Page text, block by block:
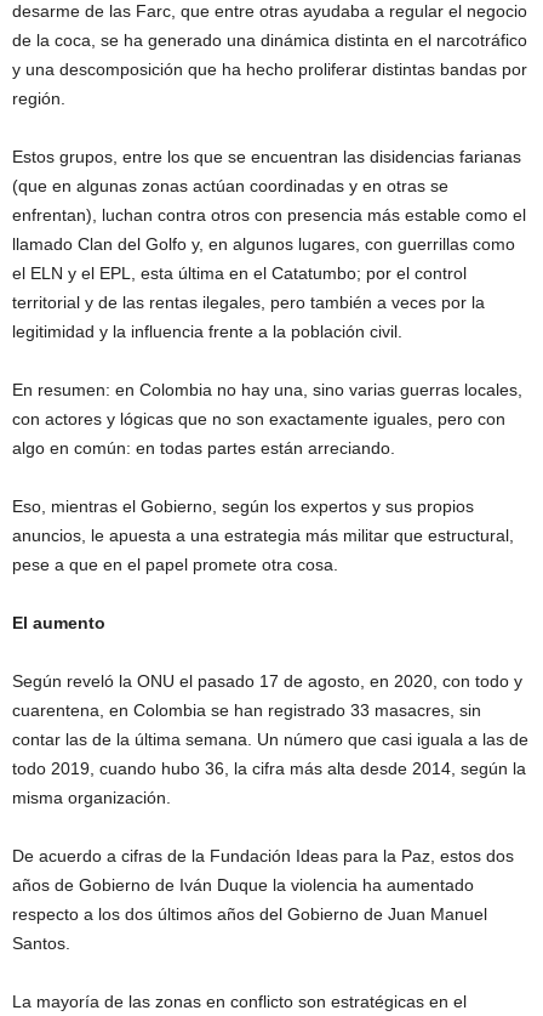
desarme de las Farc, que entre otras ayudaba a regular el negocio
de la coca, se ha generado una dinámica distinta en el narcotráfico
y una descomposición que ha hecho proliferar distintas bandas por
región.
Estos grupos, entre los que se encuentran las disidencias farianas
(que en algunas zonas actúan coordinadas y en otras se
enfrentan), luchan contra otros con presencia más estable como el
llamado Clan del Golfo y, en algunos lugares, con guerrillas como
el ELN y el EPL, esta última en el Catatumbo; por el control
territorial y de las rentas ilegales, pero también a veces por la
legitimidad y la influencia frente a la población civil.
En resumen: en Colombia no hay una, sino varias guerras locales,
con actores y lógicas que no son exactamente iguales, pero con
algo en común: en todas partes están arreciando.
Eso, mientras el Gobierno, según los expertos y sus propios
anuncios, le apuesta a una estrategia más militar que estructural,
pese a que en el papel promete otra cosa.
El aumento
Según reveló la ONU el pasado 17 de agosto, en 2020, con todo y
cuarentena, en Colombia se han registrado 33 masacres, sin
contar las de la última semana. Un número que casi iguala a las de
todo 2019, cuando hubo 36, la cifra más alta desde 2014, según la
misma organización.
De acuerdo a cifras de la Fundación Ideas para la Paz, estos dos
años de Gobierno de Iván Duque la violencia ha aumentado
respecto a los dos últimos años del Gobierno de Juan Manuel
Santos.
La mayoría de las zonas en conflicto son estratégicas en el